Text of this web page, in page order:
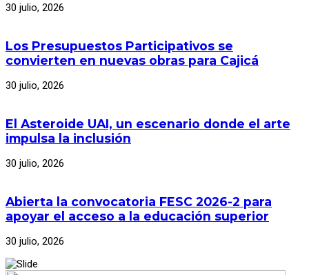
30 julio, 2026
Los Presupuestos Participativos se
convierten en nuevas obras para Cajicá
30 julio, 2026
El Asteroide UAI, un escenario donde el arte
impulsa la inclusión
30 julio, 2026
Abierta la convocatoria FESC 2026-2 para
apoyar el acceso a la educación superior
30 julio, 2026